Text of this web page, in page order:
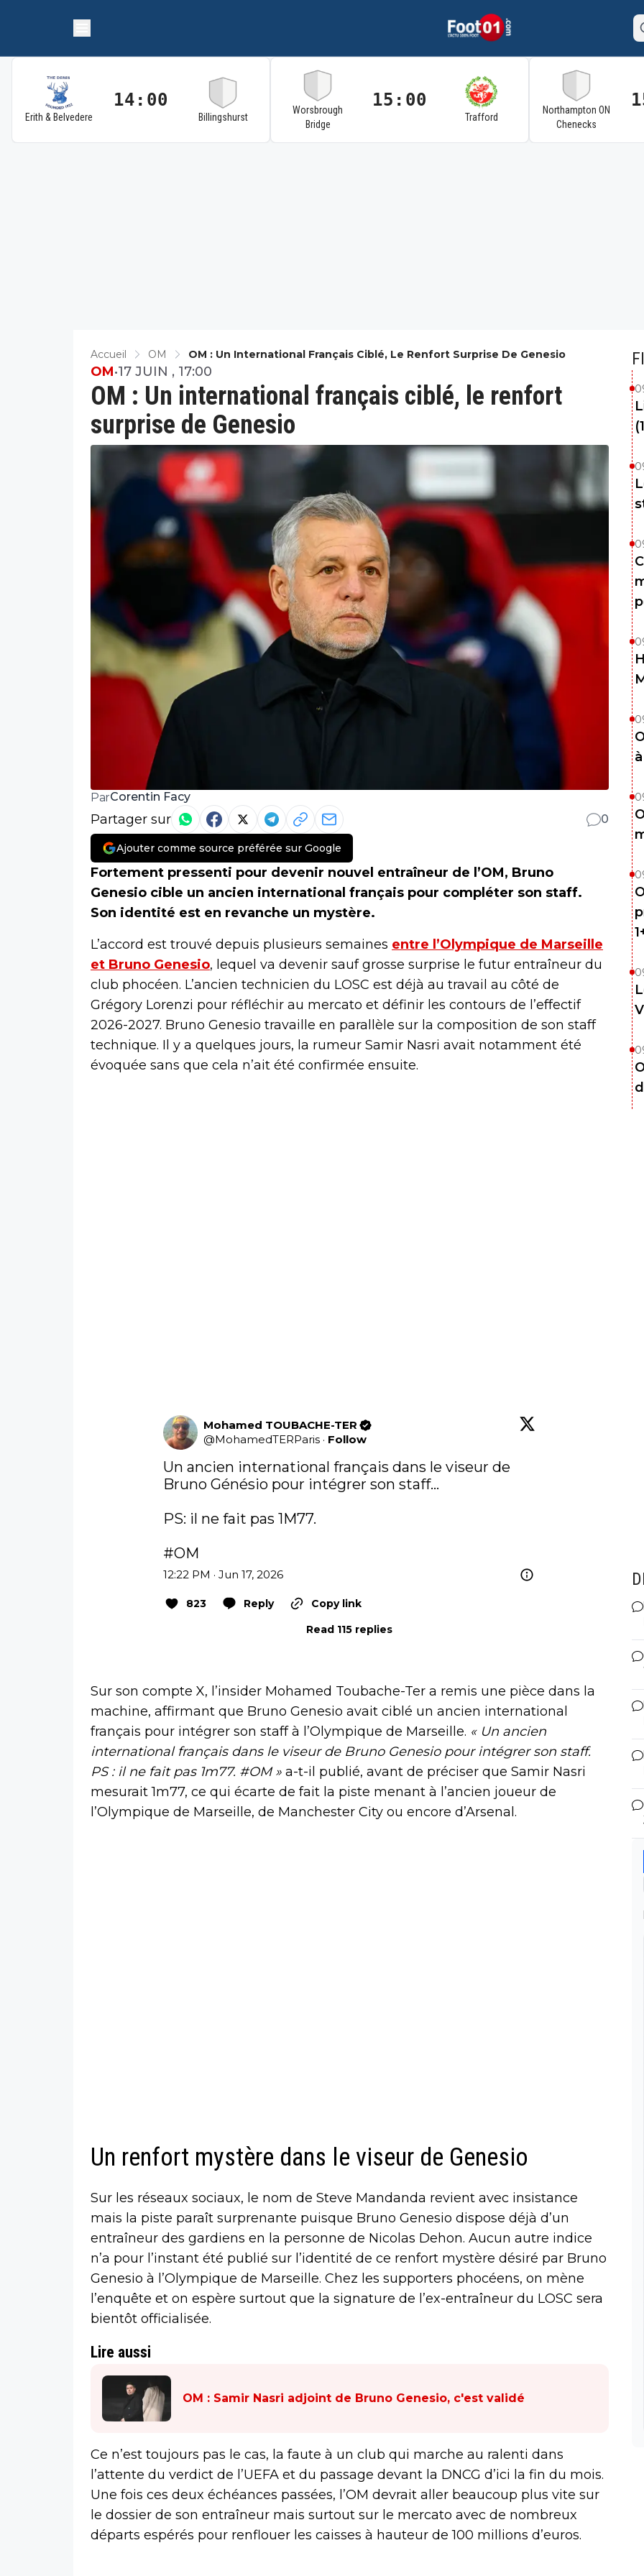
Erith & Belvedere
14:00
Billingshurst
Worsbrough
Bridge
15:00
Trafford
Northampton ON
Chenecks
Accueil OM OM : Un International Français Ciblé, Le Renfort Surprise De Genesio
OM : Un international français ciblé, le renfort
surprise de Genesio
OM•17 JUIN , 17:00
ParCorentin Facy
Partager sur 0
Ajouter comme source préférée sur Google
Fortement pressenti pour devenir nouvel entraîneur de l’OM, Bruno
Genesio cible un ancien international français pour compléter son staff.
Son identité est en revanche un mystère.
L’accord est trouvé depuis plusieurs semaines entre l’Olympique de Marseille
et Bruno Genesio, lequel va devenir sauf grosse surprise le futur entraîneur du
club phocéen. L’ancien technicien du LOSC est déjà au travail au côté de
Grégory Lorenzi pour réfléchir au mercato et définir les contours de l’effectif
2026-2027. Bruno Genesio travaille en parallèle sur la composition de son staff
technique. Il y a quelques jours, la rumeur Samir Nasri avait notamment été
évoquée sans que cela n’ait été confirmée ensuite.
Mohamed TOUBACHE-TER
@MohamedTERParis · Follow
Un ancien international français dans le viseur de
Bruno Génésio pour intégrer son staff…
PS: il ne fait pas 1M77.
#OM
12:22 PM · Jun 17, 2026
823 Reply
Copy link
Read 115 replies
Sur son compte X, l’insider Mohamed Toubache-Ter a remis une pièce dans la
machine, affirmant que Bruno Genesio avait ciblé un ancien international
français pour intégrer son staff à l’Olympique de Marseille. « Un ancien
international français dans le viseur de Bruno Genesio pour intégrer son staff.
PS : il ne fait pas 1m77. #OM » a-t-il publié, avant de préciser que Samir Nasri
mesurait 1m77, ce qui écarte de fait la piste menant à l’ancien joueur de
l’Olympique de Marseille, de Manchester City ou encore d’Arsenal.
Un renfort mystère dans le viseur de Genesio
Sur les réseaux sociaux, le nom de Steve Mandanda revient avec insistance
mais la piste paraît surprenante puisque Bruno Genesio dispose déjà d’un
entraîneur des gardiens en la personne de Nicolas Dehon. Aucun autre indice
n’a pour l’instant été publié sur l’identité de ce renfort mystère désiré par Bruno
Genesio à l’Olympique de Marseille. Chez les supporters phocéens, on mène
l’enquête et on espère surtout que la signature de l’ex-entraîneur du LOSC sera
bientôt officialisée.
Lire aussi
OM : Samir Nasri adjoint de Bruno Genesio, c'est validé
Ce n’est toujours pas le cas, la faute à un club qui marche au ralenti dans
l’attente du verdict de l’UEFA et du passage devant la DNCG d’ici la fin du mois.
Une fois ces deux échéances passées, l’OM devrait aller beaucoup plus vite sur
le dossier de son entraîneur mais surtout sur le mercato avec de nombreux
départs espérés pour renflouer les caisses à hauteur de 100 millions d’euros.